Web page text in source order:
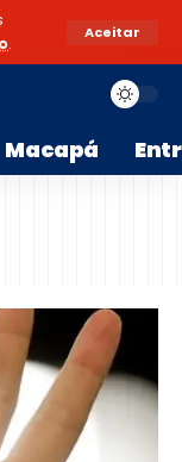
.
Aceitar
Macapá